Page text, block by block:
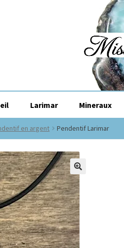
Larimar Mineraux
en argent Pendentif Larimar
🔍